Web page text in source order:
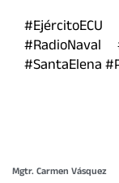
#RadioNaval
#SantaElena
Mgtr. Carmen Vásquez